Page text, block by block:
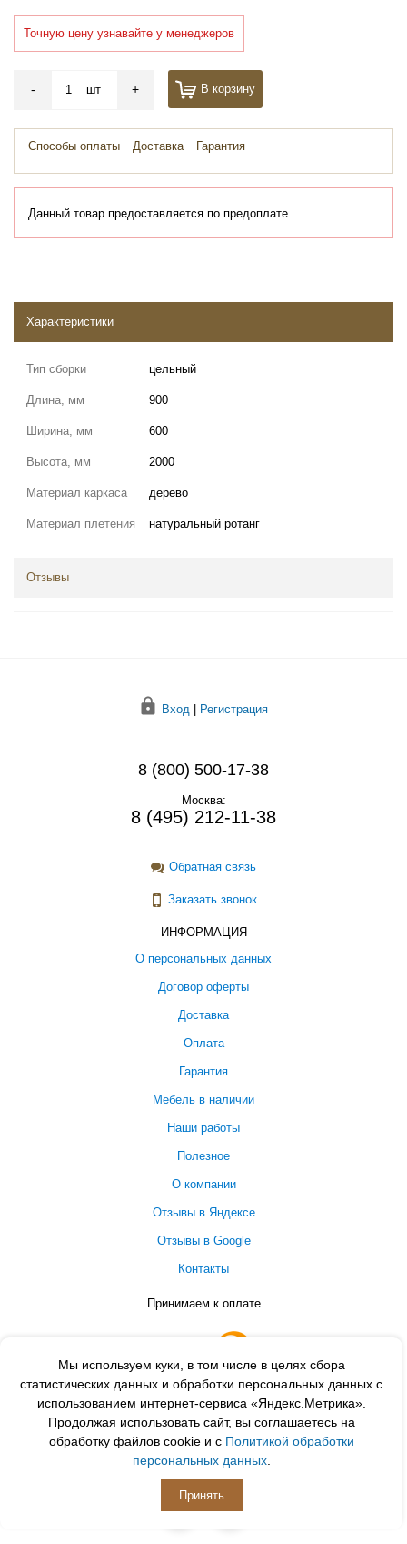
Точную цену узнавайте у менеджеров
- шт + В корзину
Способы оплаты Доставка Гарантия
Данный товар предоставляется по предоплате
Характеристики
Тип сборки цельный
Длина, мм 900
Ширина, мм 600
Высота, мм 2000
Материал каркаса дерево
Материал плетения натуральный ротанг
Отзывы
Мы используем куки, в том числе в целях сбора
статистических данных и обработки персональных данных с
использованием интернет-сервиса «Яндекс.Метрика».
Продолжая использовать сайт, вы соглашаетесь на
обработку файлов cookie и с Политикой обработки
персональных данных.
Принять
Вход | Регистрация
8 (800) 500-17-38
Москва:
8 (495) 212-11-38
Обратная связь
Заказать звонок
ИНФОРМАЦИЯ
О персональных данных
Договор оферты
Доставка
Оплата
Гарантия
Мебель в наличии
Наши работы
Полезное
О компании
Отзывы в Яндексе
Отзывы в Google
Контакты
Принимаем к оплате
ПОДПИСЫВАЙСЯ